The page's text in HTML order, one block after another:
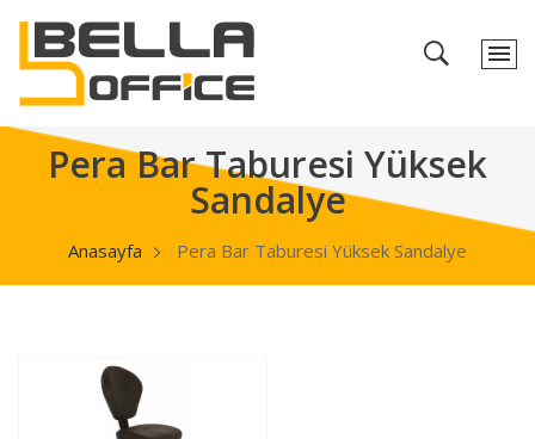
Pera Bar Taburesi Yüksek
Sandalye
Anasayfa Pera Bar Taburesi Yüksek Sandalye